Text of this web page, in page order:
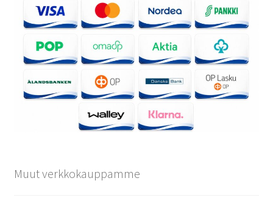
Muut verkkokauppamme